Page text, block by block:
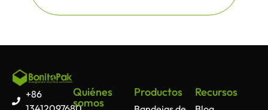
+86
Quiénes
somos
Productos Recursos